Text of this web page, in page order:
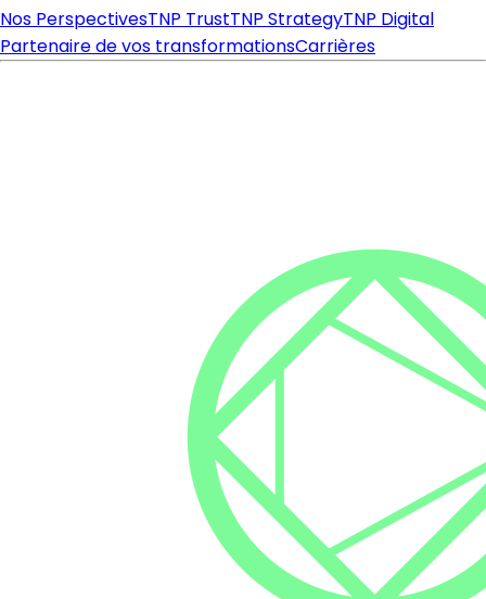
Nos PerspectivesTNP TrustTNP StrategyTNP Digital
Partenaire de vos transformationsCarrières